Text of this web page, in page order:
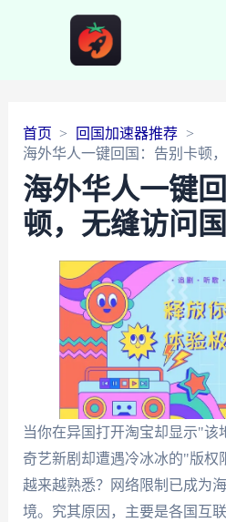
首页
回国加速器推荐
海外华人一键回国：告别卡顿
海外华人一键
顿，无缝访问
当你在异国打开淘宝却显示"该
奇艺新剧却遭遇冷冰冰的"版权
越来越熟悉？网络限制已成为
境。究其原因，主要是各国互